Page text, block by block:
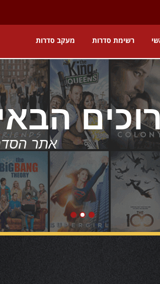
רשימת סדרות מעקב סדרות